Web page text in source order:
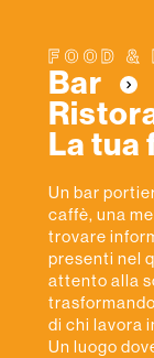
FOOD &
Bar
La tua
Un bar
caffè, una
trovare
presenti nel
attento alla
di chi lavora
Un luogo